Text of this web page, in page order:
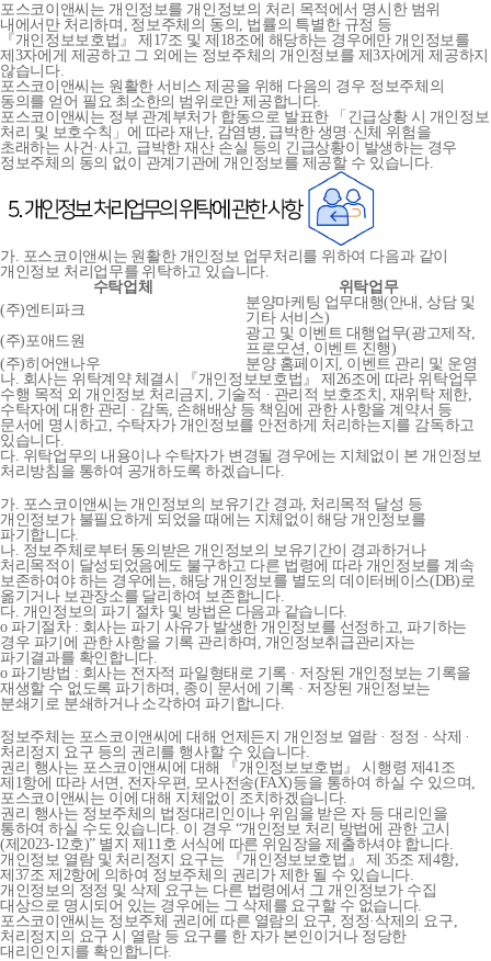
포스코이앤씨는 개인정보를 개인정보의 처리 목적에서 명시한 범위
내에서만 처리하며, 정보주체의 동의, 법률의 특별한 규정 등
『개인정보보호법』 제17조 및 제18조에 해당하는 경우에만 개인정보를
제3자에게 제공하고 그 외에는 정보주체의 개인정보를 제3자에게 제공하지
않습니다.
포스코이앤씨는 원활한 서비스 제공을 위해 다음의 경우 정보주체의
동의를 얻어 필요 최소한의 범위로만 제공합니다.
포스코이앤씨는 정부 관계부처가 합동으로 발표한 「긴급상황 시 개인정보
처리 및 보호수칙」에 따라 재난, 감염병, 급박한 생명·신체 위험을
초래하는 사건·사고, 급박한 재산 손실 등의 긴급상황이 발생하는 경우
정보주체의 동의 없이 관계기관에 개인정보를 제공할 수 있습니다.
가. 포스코이앤씨는 원활한 개인정보 업무처리를 위하여 다음과 같이
개인정보 처리업무를 위탁하고 있습니다.
수탁업체
위탁업무
(주)엔티파크
분양마케팅 업무대행(안내, 상담 및
기타 서비스)
(주)포애드원
광고 및 이벤트 대행업무(광고제작,
프로모션, 이벤트 진행)
(주)히어앤나우
분양 홈페이지, 이벤트 관리 및 운영
나. 회사는 위탁계약 체결시 『개인정보보호법』 제26조에 따라 위탁업무
수행 목적 외 개인정보 처리금지, 기술적 · 관리적 보호조치, 재위탁 제한,
수탁자에 대한 관리 · 감독, 손해배상 등 책임에 관한 사항을 계약서 등
문서에 명시하고, 수탁자가 개인정보를 안전하게 처리하는지를 감독하고
있습니다.
다. 위탁업무의 내용이나 수탁자가 변경될 경우에는 지체없이 본 개인정보
처리방침을 통하여 공개하도록 하겠습니다.
가. 포스코이앤씨는 개인정보의 보유기간 경과, 처리목적 달성 등
개인정보가 불필요하게 되었을 때에는 지체없이 해당 개인정보를
파기합니다.
나. 정보주체로부터 동의받은 개인정보의 보유기간이 경과하거나
처리목적이 달성되었음에도 불구하고 다른 법령에 따라 개인정보를 계속
보존하여야 하는 경우에는, 해당 개인정보를 별도의 데이터베이스(DB)로
옮기거나 보관장소를 달리하여 보존합니다.
다. 개인정보의 파기 절차 및 방법은 다음과 같습니다.
o 파기절차 : 회사는 파기 사유가 발생한 개인정보를 선정하고, 파기하는
경우 파기에 관한 사항을 기록 관리하며, 개인정보취급관리자는
파기결과를 확인합니다.
o 파기방법 : 회사는 전자적 파일형태로 기록 · 저장된 개인정보는 기록을
재생할 수 없도록 파기하며, 종이 문서에 기록 · 저장된 개인정보는
분쇄기로 분쇄하거나 소각하여 파기합니다.
정보주체는 포스코이앤씨에 대해 언제든지 개인정보 열람 · 정정 · 삭제 ·
처리정지 요구 등의 권리를 행사할 수 있습니다.
권리 행사는 포스코이앤씨에 대해 『개인정보보호법』 시행령 제41조
제1항에 따라 서면, 전자우편, 모사전송(FAX)등을 통하여 하실 수 있으며,
포스코이앤씨는 이에 대해 지체없이 조치하겠습니다.
권리 행사는 정보주체의 법정대리인이나 위임을 받은 자 등 대리인을
통하여 하실 수도 있습니다. 이 경우 “개인정보 처리 방법에 관한 고시
(제2023-12호)” 별지 제11호 서식에 따른 위임장을 제출하셔야 합니다.
개인정보 열람 및 처리정지 요구는 『개인정보보호법』 제 35조 제4항,
제37조 제2항에 의하여 정보주체의 권리가 제한 될 수 있습니다.
개인정보의 정정 및 삭제 요구는 다른 법령에서 그 개인정보가 수집
대상으로 명시되어 있는 경우에는 그 삭제를 요구할 수 없습니다.
포스코이앤씨는 정보주체 권리에 따른 열람의 요구, 정정·삭제의 요구,
처리정지의 요구 시 열람 등 요구를 한 자가 본인이거나 정당한
대리인인지를 확인합니다.